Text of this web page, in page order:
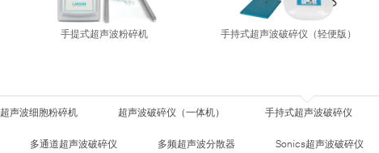
手提式超声波粉碎机 手持式超声波破碎仪（轻便版）
超声波细胞粉碎机 超声波破碎仪（一体机） 手持式超声波破碎仪
多通道超声波破碎仪 多频超声波分散器 Sonics超声波破碎仪